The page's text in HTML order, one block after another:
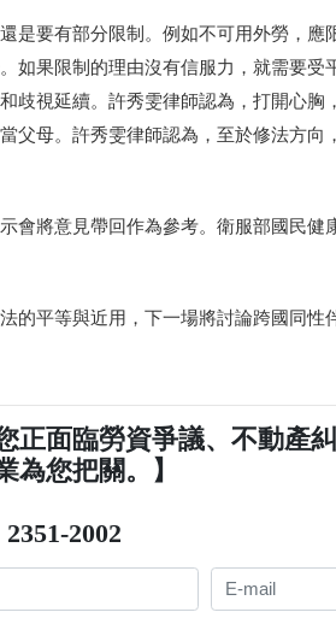
是要有部分限制。例如不可用外勞，
如果限制的理由沒有信服力，就需要受
歧視延續。許秀雯律師認為，打開心
父母。許秀雯律師認為，至於修法方
會將意見帶回作為參考。衛服部國民
的平等與近用，下一場將討論跨國同
正面臨勞資爭議、不動產
為您把關。】
2002